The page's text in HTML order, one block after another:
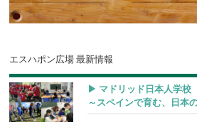
エスハポン広場 最新情報
▶︎ マドリッド日本人学校
～スペインで育む、日本